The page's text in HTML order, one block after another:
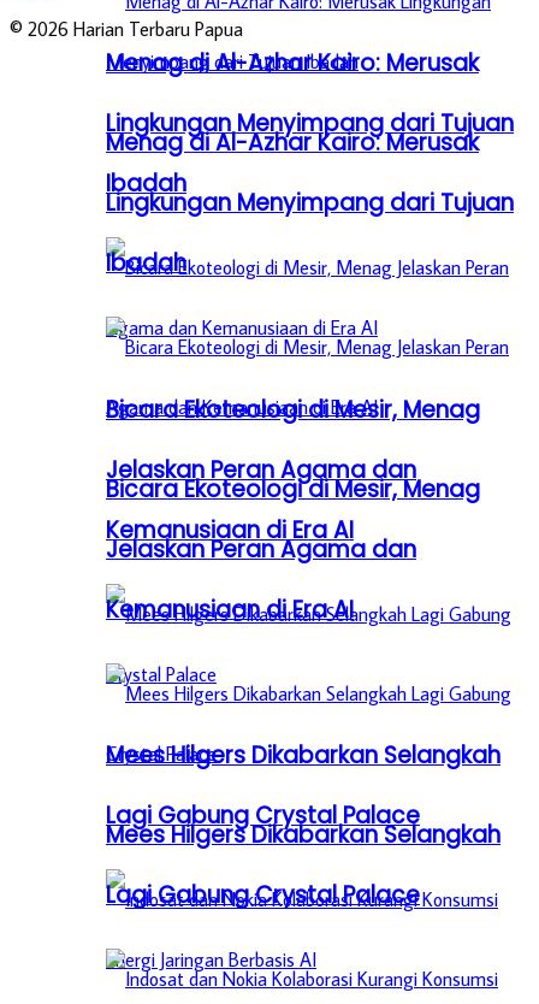
Menag di Al-Azhar Kairo: Merusak
Lingkungan Menyimpang dari Tujuan
Ibadah
Bicara Ekoteologi di Mesir, Menag
Jelaskan Peran Agama dan
Kemanusiaan di Era AI
Mees Hilgers Dikabarkan Selangkah
Lagi Gabung Crystal Palace
Menag di Al-Azhar Kairo: Merusak
Lingkungan Menyimpang dari Tujuan
Ibadah
Bicara Ekoteologi di Mesir, Menag
Jelaskan Peran Agama dan
Kemanusiaan di Era AI
Mees Hilgers Dikabarkan Selangkah
Lagi Gabung Crystal Palace
© 2026 Harian Terbaru Papua